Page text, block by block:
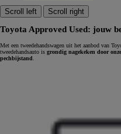
Scroll left Scroll right
Toyota Approved Used: jouw
Met een tweedehandswagen uit het aanbod van
tweedehandsauto is grondig nagekeken door
pechbijstand